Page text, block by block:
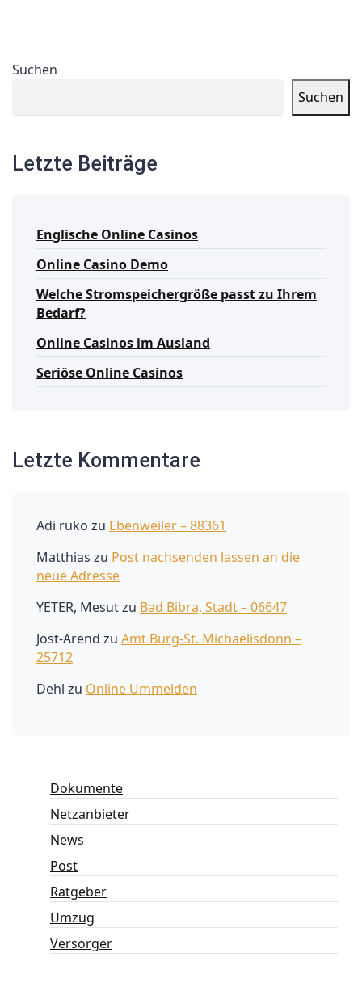
Suchen
Suchen
Letzte Beiträge
Englische Online Casinos
Online Casino Demo
Welche Stromspeichergröße passt zu Ihrem
Bedarf?
Online Casinos im Ausland
Seriöse Online Casinos
Letzte Kommentare
Adi ruko zu Ebenweiler – 88361
Matthias zu Post nachsenden lassen an die
neue Adresse
YETER, Mesutzu Bad Bibra, Stadt – 06647
Jost-Arend zu Amt Burg-St. Michaelisdonn –
25712
Dehl zu Online Ummelden
Dokumente
Netzanbieter
News
Post
Ratgeber
Umzug
Versorger